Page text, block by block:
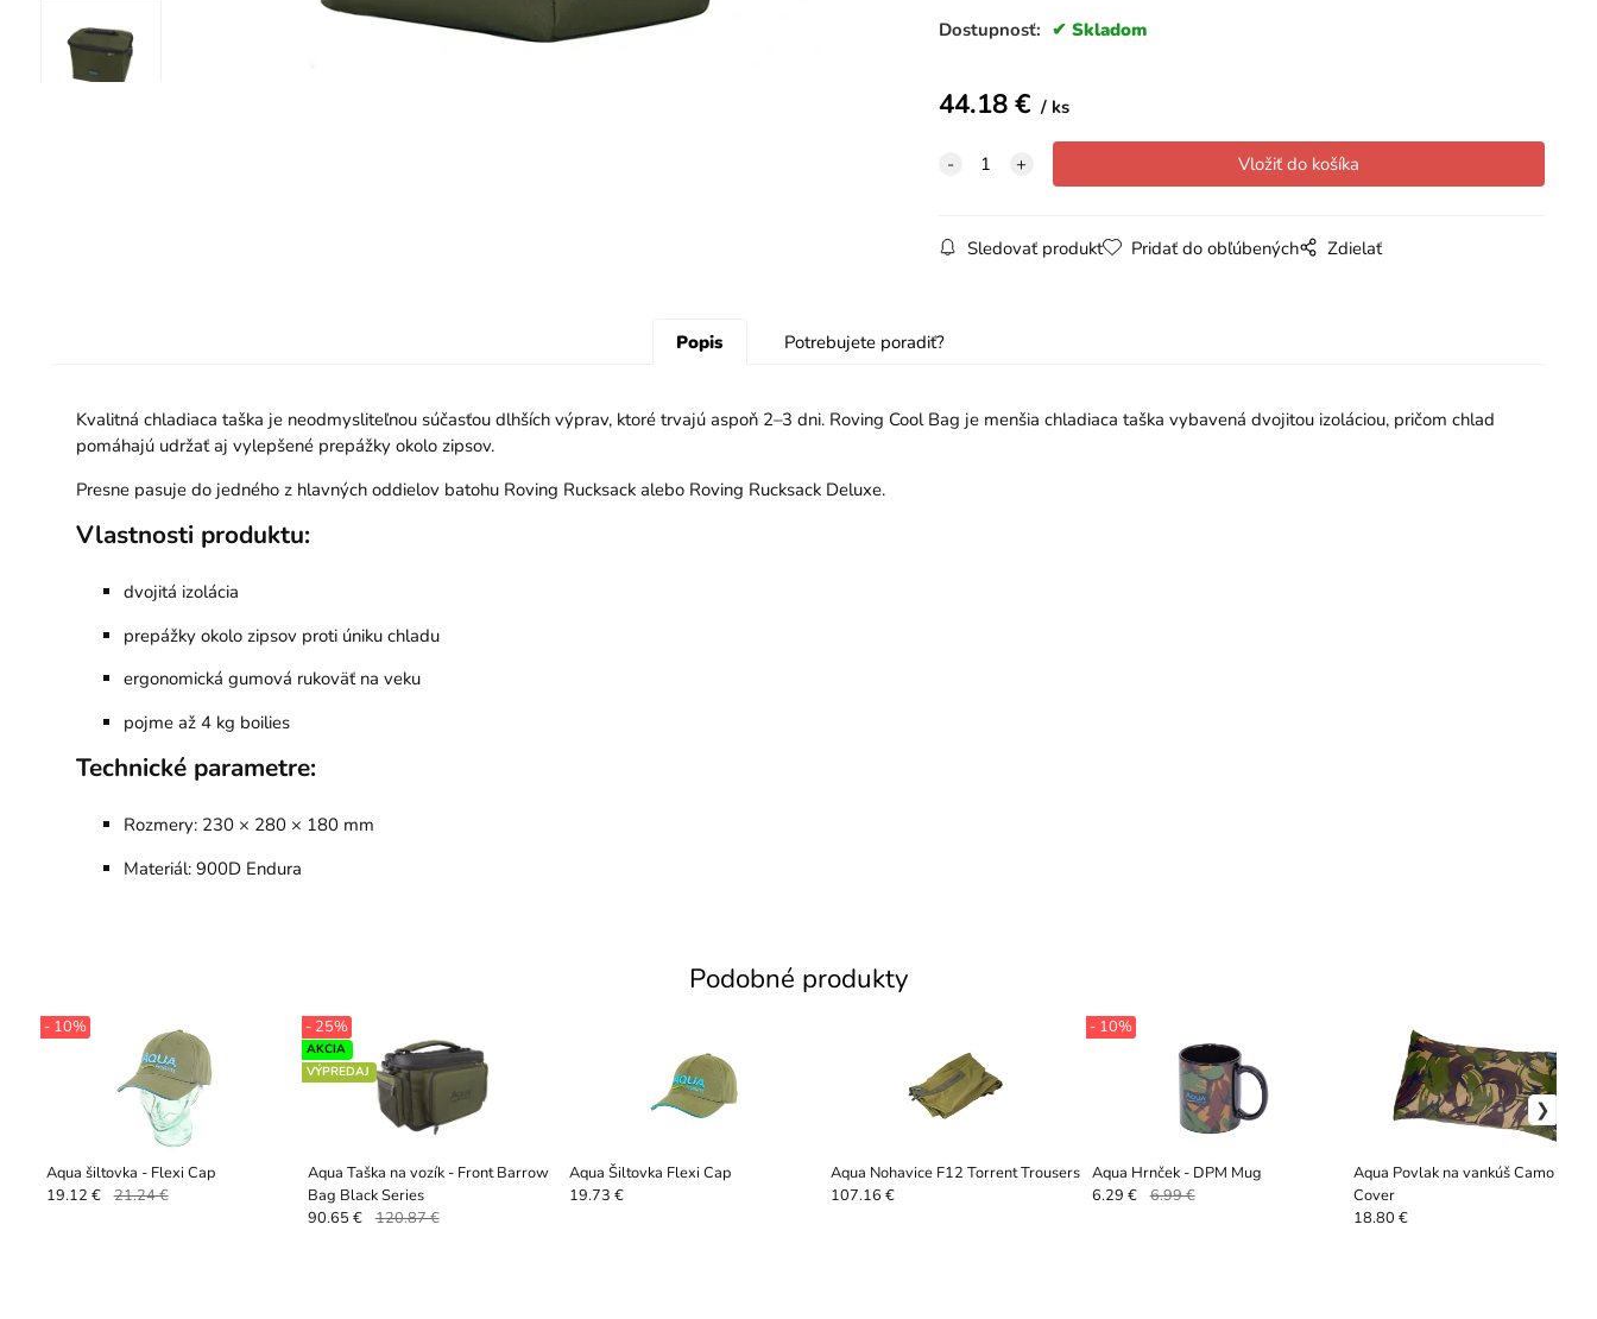
Dostupnosť:
Skladom
44.18€ ks
Sledovať produkt Pridať do obľúbených Zdielať
Popis Potrebujete poradiť?
Kvalitná chladiaca taška je neodmysliteľnou súčasťou dlhších výprav, ktoré trvajú aspoň 2–3 dni. Roving Cool Bag je menšia chladiaca taška vybavená dvojitou izoláciou, pričom chlad
pomáhajú udržať aj vylepšené prepážky okolo zipsov.
Presne pasuje do jedného z hlavných oddielov batohu Roving Rucksack alebo Roving Rucksack Deluxe.
Vlastnosti produktu:
dvojitá izolácia
prepážky okolo zipsov proti úniku chladu
ergonomická gumová rukoväť na veku
pojme až 4 kg boilies
Technické parametre:
Rozmery: 230 × 280 × 180 mm
Materiál: 900D Endura
Podobné produkty
Aqua šiltovka - Flexi Cap
- 10%
19.12 € 21.24 €
Aqua Taška na vozík - Front Barrow
Bag Black Series
AKCIA
VÝPREDAJ
- 25%
90.65 € 120.87 €
Aqua Šiltovka Flexi Cap
19.73 €
Aqua Nohavice F12 Torrent Trousers
107.16 €
Aqua Hrnček - DPM Mug
- 10%
6.29 € 6.99 €
Aqua Povlak na vankúš Camo
Cover
18.80 €